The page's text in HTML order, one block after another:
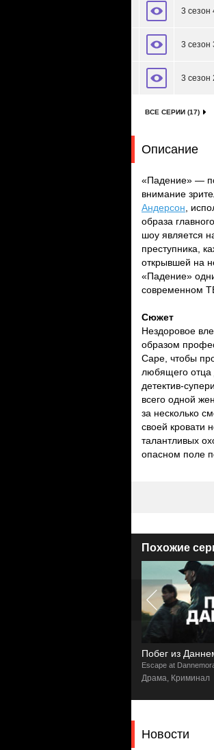
3 сезон
3 сезон
3 сезон
ВСЕ СЕРИИ (17)
Описание
«Падение» —
внимание
Андерсон ,
образа
шоу является
преступника,
открывшей на
«Падение»
современном
Сюжет
Нездоровое
образом
Саре, чтобы
любящего отца
детектив-
всего одной
за несколько
своей кровати
талантливых
опасном поле
Похожие
Побег из
Escape at
Драма, Криминал
Новости